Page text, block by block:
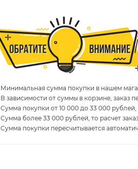
Минимальная сумма покупки в нашем
В зависимости от суммы в корзине, заказ
Сумма покупки от 10 000 до 33 000 рублей,
Сумма более 33 000 рублей, то расчет
Сумма покупки пересчитывается